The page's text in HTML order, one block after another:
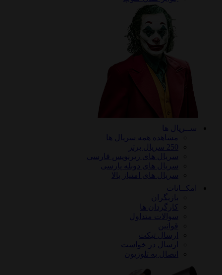
ها
مشاهده همه سریال ها
سریال های زیرنویس فارسی
سریال های دوبله پارسی
سریال های امتیاز بالا
کارگردان ها
سوالات متداول
ارسال در خواست
اتصال به تلوزیون